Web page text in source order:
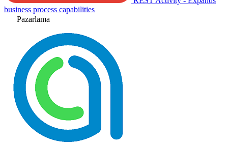
business process capabilities
Pazarlama